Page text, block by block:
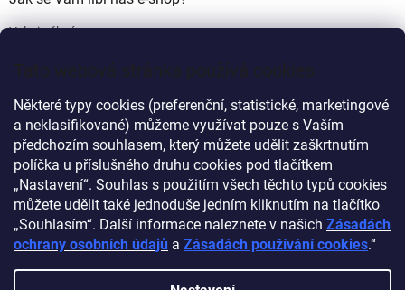
Tato webová stránka používá cookies
Některé typy cookies (preferenční, statistické, marketingové
a neklasifikované) můžeme využívat pouze s Vaším
předchozím souhlasem, který můžete udělit zaškrtnutím
políčka u příslušného druhu cookies pod tlačítkem
„Nastavení“. Souhlas s použitím všech těchto typů cookies
můžete udělit také jednoduše jedním kliknutím na tlačítko
„Souhlasím“. Další informace naleznete v našich Zásadách
ochrany osobních údajů a Zásadách používání cookies.“
Velmi pěkný
Ujde to
Nelíbí se mi
Počet hlasů:340
Myprovas.cz Obchodnawebu.cz